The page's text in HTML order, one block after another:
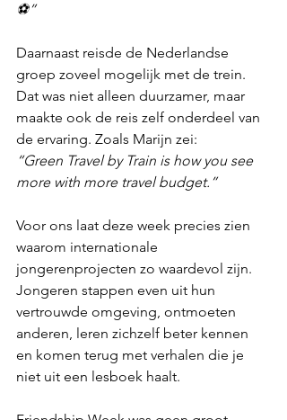
⚽”
Daarnaast reisde de Nederlandse
groep zoveel mogelijk met de trein.
Dat was niet alleen duurzamer, maar
maakte ook de reis zelf onderdeel van
de ervaring. Zoals Marijn zei:
“Green Travel by Train is how you see
more with more travel budget.”
Voor ons laat deze week precies zien
waarom internationale
jongerenprojecten zo waardevol zijn.
Jongeren stappen even uit hun
vertrouwde omgeving, ontmoeten
anderen, leren zichzelf beter kennen
en komen terug met verhalen die je
niet uit een lesboek haalt.